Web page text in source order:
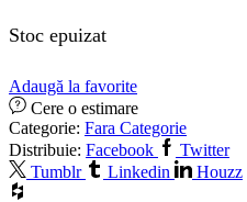
Stoc epuizat
Adaugă la favorite
Cere o estimare
Categorie: Fara Categorie
Distribuie: Facebook
Twitter
Tumblr
Linkedin Houzz